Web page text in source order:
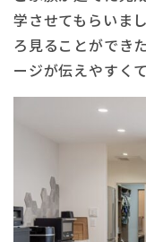
学させてもらいま
ろ見ることができ
ージが伝えやすく